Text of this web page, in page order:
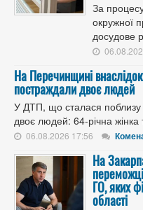
За
окружної
досудове
На Перечинщині внаслідок
постраждали двоє людей
У ДТП, що сталася
двоє людей: 64-річна жінка
06.08.2026 17:56
На
ГО, яких
області